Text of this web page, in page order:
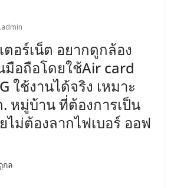
admin
อร์เน็ต อยากดูกล้อง
มือถือโดยใช้Air card
ใช้งานได้จริง เหมาะ
หมู่บ้าน ที่ต้องการเป็น
ไม่ต้องลากไฟเบอร์ ออฟ
กล